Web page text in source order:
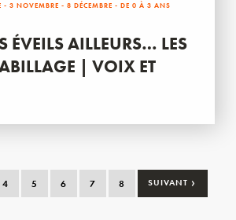
- 3 NOVEMBRE - 8 DÉCEMBRE - DE 0 À 3 ANS
ÉVEILS AILLEURS… LES
| VOIX ET
4 5 6 7 8 SUIVANT ›